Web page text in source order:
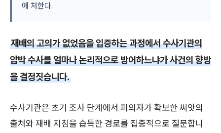
에 처한다.
재배의 고의가 없었음을 입증하는 과정에서 수사기관의
압박 수사를 얼마나 논리적으로 방어하느냐가 사건의 향방
을 결정짓습니다.
수사기관은 초기 조사 단계에서 피의자가 확보한 씨앗의
출처와 재배 지침을 습득한 경로를 집중적으로 질문합니